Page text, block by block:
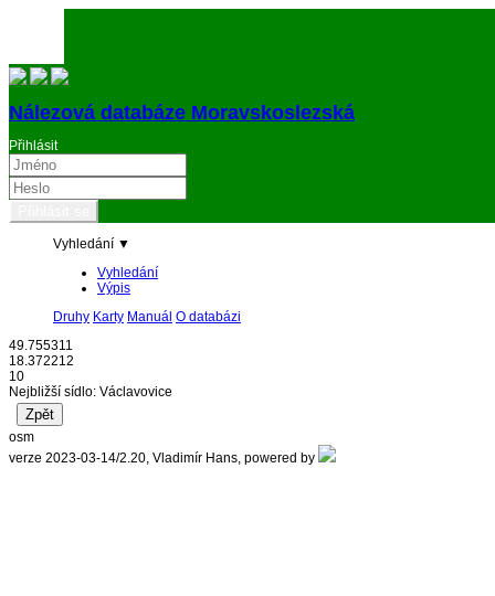
Nálezová databáze Moravskoslezská
Přihlásit
Vyhledání ▼
Vyhledání
Výpis
Druhy Karty Manuál O databázi
49.755311
18.372212
10
Nejbližší sídlo: Václavovice
osm
verze 2023-03-14/2.20, Vladimír Hans, powered by